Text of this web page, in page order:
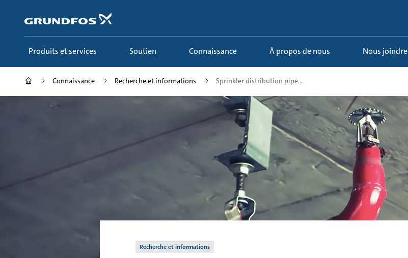
principal
Produits et services Soutien Connaissance À propos de nous Nous joindre
Connaissance Recherche et informations Sprinkler distribution pipe...
Recherche et informations